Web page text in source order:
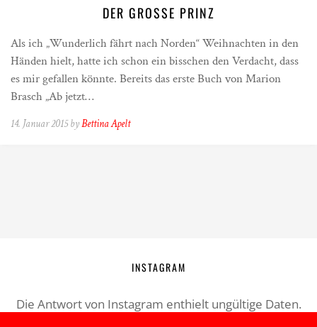
DER GROSSE PRINZ
Als ich „Wunderlich fährt nach Norden“ Weihnachten in den
Händen hielt, hatte ich schon ein bisschen den Verdacht, dass
es mir gefallen könnte. Bereits das erste Buch von Marion
Brasch „Ab jetzt…
14. Januar 2015 byBettina Apelt
INSTAGRAM
Die Antwort von Instagram enthielt ungültige Daten.